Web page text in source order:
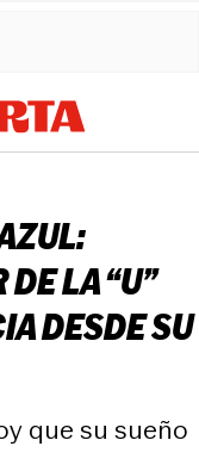
LA “U”
DESDE SU
que su sueño